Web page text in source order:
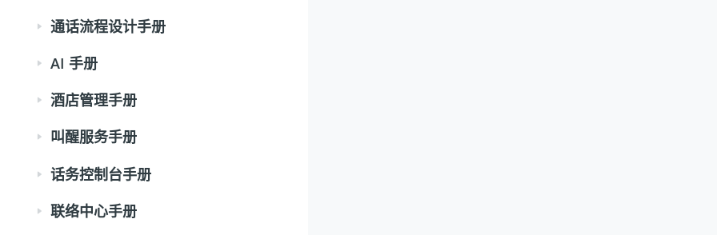
通话流程设计手册
AI 手册
酒店管理手册
叫醒服务手册
话务控制台手册
联络中心手册